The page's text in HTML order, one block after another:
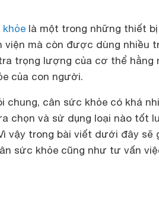
là một trong những thiết
viện mà còn được dùng nhiều
trọng lượng của cơ thể hằng
của con người.
chung, cân sức khỏe có khá
chọn và sử dụng loại nào tốt
vậy trong bài viết dưới đây
sức khỏe cũng như tư vấn